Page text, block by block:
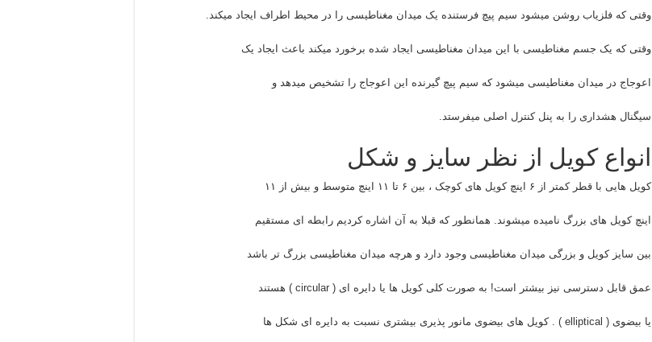
وقتی که فلزیاب روشن میشود سیم پیچ فرستنده یک میدان مغناطیسی را در محیط اطراف ایجاد میکند.
وقتی که یک جسم مغناطیسی با این میدان مغناطیسی ایجاد شده برخورد میکند باعث ایجاد یک
اعوجاج در میدان مغناطیسی میشود که سیم پیچ گیرنده این اعوجاج را تشخیص میدهد و
سیگنال هشداری را به پنل کنترل اصلی میفرستد.
انواع کویل از نظر سایز و شکل
کویل هایی با قطر کمتر از ۶ اینچ کویل های کوچک ، بین ۶ تا ۱۱ اینچ متوسط و بیش از ۱۱
اینچ کویل های بزرگ نامیده میشوند. همانطور که قبلا به آن اشاره کردیم رابطه ای مستقیم
بین سایز کویل و بزرگی میدان مغناطیسی وجود دارد و هرچه میدان مغناطیسی بزرگ تر باشد
عمق قابل دسترسی نیز بیشتر است! به صورت کلی کویل ها یا دایره ای ( circular ) هستند
یا بیضوی ( elliptical ) . کویل های بیضوی مانور پذیری بیشتری نسبت به دایره ای شکل ها